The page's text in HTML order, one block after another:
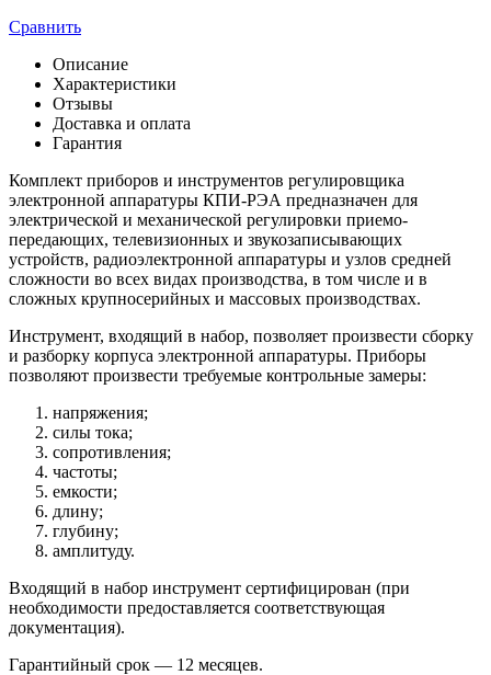
Сравнить
Описание
Характеристики
Отзывы
Доставка и оплата
Гарантия
Комплект приборов и инструментов регулировщика
электронной аппаратуры КПИ-РЭА предназначен для
электрической и механической регулировки приемо-
передающих, телевизионных и звукозаписывающих
устройств, радиоэлектронной аппаратуры и узлов средней
сложности во всех видах производства, в том числе и в
сложных крупносерийных и массовых производствах.
Инструмент, входящий в набор, позволяет произвести сборку
и разборку корпуса электронной аппаратуры. Приборы
позволяют произвести требуемые контрольные замеры:
напряжения;
силы тока;
сопротивления;
частоты;
емкости;
длину;
глубину;
амплитуду.
Входящий в набор инструмент сертифицирован (при
необходимости предоставляется соответствующая
документация).
Гарантийный срок — 12 месяцев.